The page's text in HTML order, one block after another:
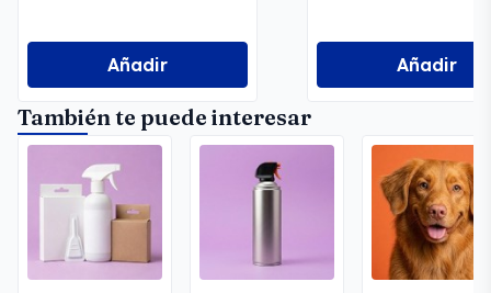
Añadir Añadir
También te puede interesar